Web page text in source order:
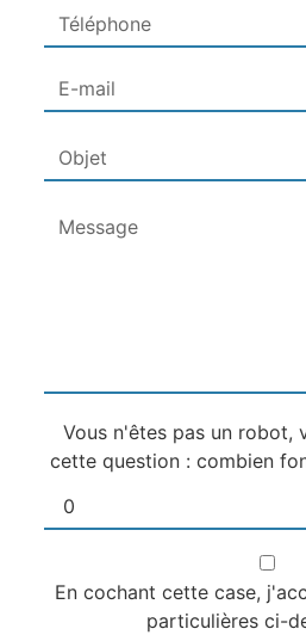
Vous n'êtes pas un robot,
cette question : combien
En cochant cette case,
particulières ci-